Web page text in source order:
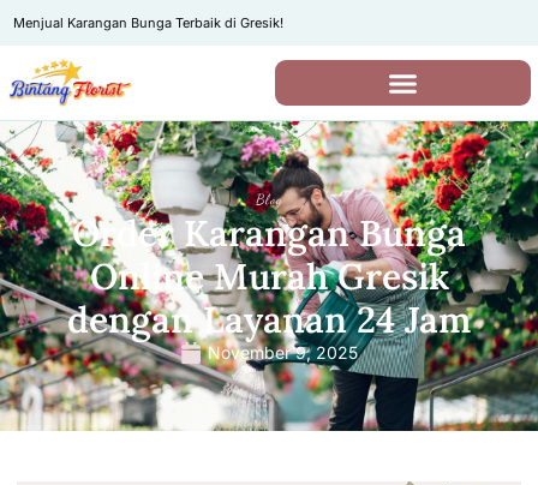
Menjual Karangan Bunga Terbaik di Gresik!
Blog
Order Karangan Bunga
Online Murah Gresik
dengan Layanan 24 Jam
November 9, 2025